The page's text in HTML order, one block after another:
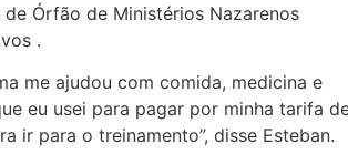
de Órfão de Ministérios Nazarenos
.
me ajudou com comida, medicina e
eu usei para pagar por minha tarifa
ir para o treinamento”, disse Esteban.